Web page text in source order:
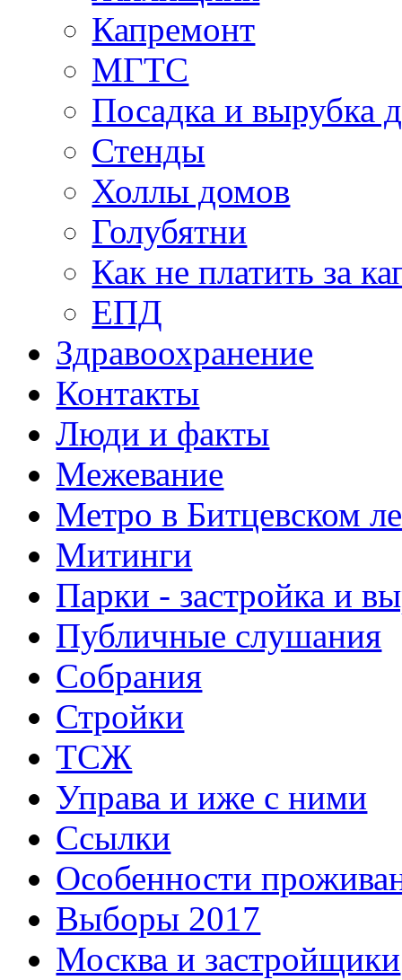
Капремонт
МГТС
Посадка и вырубка
Стенды
Холлы домов
Голубятни
Как не платить за
ЕПД
Здравоохранение
Контакты
Люди и факты
Межевание
Метро в Битцевском
Митинги
Парки - застройка и
Публичные слушания
Собрания
Стройки
ТСЖ
Управа и иже с ними
Ссылки
Особенности
Выборы 2017
Москва и застройщики